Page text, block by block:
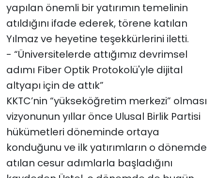
yapılan önemli bir yatırımın temelinin
atıldığını ifade ederek, törene katılan
Yılmaz ve heyetine teşekkürlerini iletti.
- “Üniversitelerde attığımız devrimsel
adımı Fiber Optik Protokolü'yle dijital
altyapı için de attık”
KKTC’nin “yükseköğretim merkezi” olması
vizyonunun yıllar önce Ulusal Birlik Partisi
hükümetleri döneminde ortaya
konduğunu ve ilk yatırımların o dönemde
atılan cesur adımlarla başladığını